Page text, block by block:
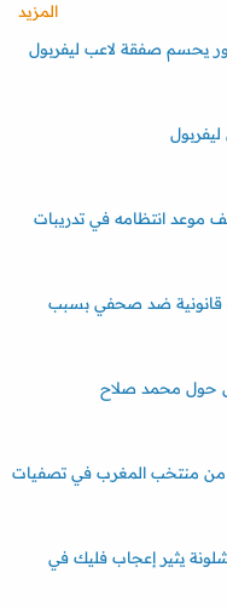
المزيد
يحسم صفقة لاعب ليفربول
ليفربول
انتظامه في تدريبات
قانونية ضد صحفي بسبب
حول محمد صلاح
من منتخب المغرب في تصفيات
يثير إعجاب فليك في